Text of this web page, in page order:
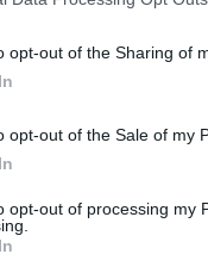
opt-out of the Sharing of
opt-out of the Sale of my
opt-out of processing my